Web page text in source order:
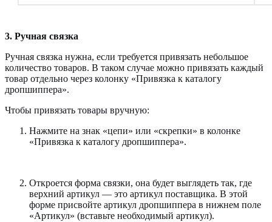
3. Ручная связка
Ручная связка нужна, если требуется привязать небольшое
количество товаров. В таком случае можно привязать каждый
товар отдельно через колонку «Привязка к каталогу
дропшиппера».
Чтобы привязать товары вручную:
Нажмите на знак «цепи» или «скрепки» в колонке
«Привязка к каталогу дропшиппера».
Откроется форма связки, она будет выглядеть так, где
верхний артикул — это артикул поставщика. В этой
форме присвойте артикул дропшиппера в нижнем поле
«Артикул» (вставьте необходимый артикул).